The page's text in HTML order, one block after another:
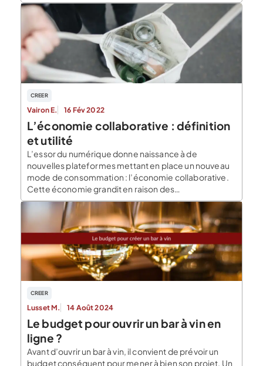
CREER
Vairon E. 16 Fév 2022
L’économie collaborative : définition
et utilité
L’essor du numérique donne naissance à de
nouvelles plateformes mettant en place un nouveau
mode de consommation : l’économie collaborative.
Cette économie grandit en raison des
préoccupations environnementales toujours plus
pressantes dans la société. Cette économie a de
nombreux avantages. Toutefois, les inconvénients
doivent être pris en compte. En quoi consiste
l’économie collaborative ? Définition : Allant à […]
CREER
Lusset M. 14 Août 2024
Le budget pour ouvrir un bar à vin en
ligne ?
Avant d’ouvrir un bar à vin, il convient de prévoir un
budget conséquent pour mener à bien son projet. Un